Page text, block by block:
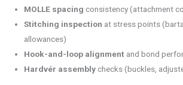
MOLLE spacing consistency (attachment
Stitching inspection at stress points
allowances)
Hook-and-loop alignment and bond
Hardvér assembly checks (buckles,